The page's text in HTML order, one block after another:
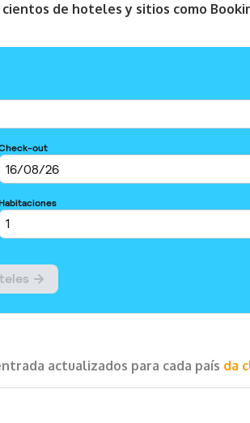
de hoteles y sitios como
actualizados para cada país da